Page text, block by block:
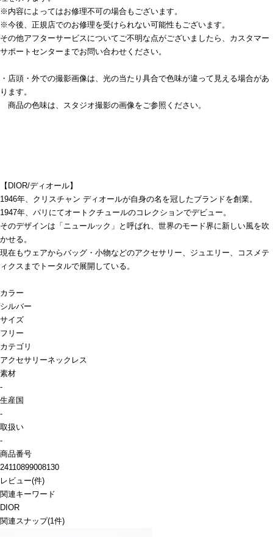
※内容によってはお修理不可の場合もございます。
※今後、正規店でのお修理を受けられない可能性もございます。
その他アフターサービスについてご不明な点がございましたら、カスタマー
サポートセンターまでお問い合わせください。
・店頭・外での撮影画像は、光の当たり具合で色味が違って見える場合があ
ります。
商品の色味は、スタジオ撮影の画像をご参照ください。
【DIOR/ディオール】
1946年、クリスチャン ディオールが自身の名を冠したブランドを創業。
1947年、パリにてオートクチュールのコレクションでデビュー。
そのデザインは「ニュールック」と呼ばれ、世界のモード界に新しい風を吹
かせる。
現在もウェアからバッグ・小物などのアクセサリー、ジュエリー、コスメテ
ィクスまでトータルで展開している。
カラー
シルバー
サイズ
フリー
カテゴリ
アクセサリーネックレス
素材
-
生産国
-
取扱い
-
商品番号
24110899008130
レビュー(件)
関連キーワード
DIOR
関連スナップ(1件)